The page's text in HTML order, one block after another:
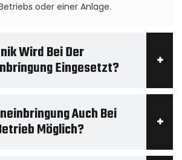
oder einer Anlage.
Wird Bei Der
Eingesetzt?
Auch Bei
Möglich?